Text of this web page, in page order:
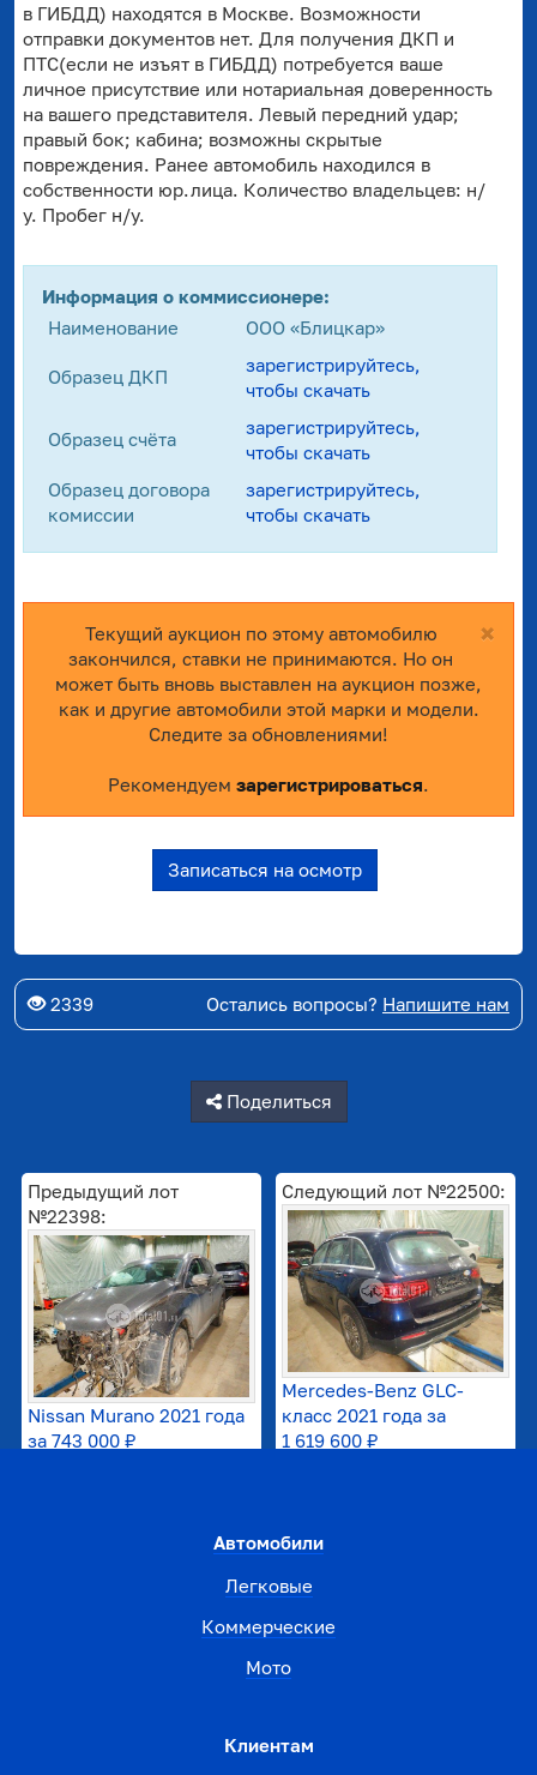
в ГИБДД) находятся в Москве. Возможности
отправки документов нет. Для получения ДКП и
ПТС(если не изъят в ГИБДД) потребуется ваше
личное присутствие или нотариальная доверенность
на вашего представителя. Левый передний удар;
правый бок; кабина; возможны скрытые
повреждения. Ранее автомобиль находился в
собственности юр.лица. Количество владельцев: н/
у. Пробег н/у.
Информация о коммиссионере:
Наименование
ООО «Блицкар»
Образец ДКП
зарегистрируйтесь,
чтобы скачать
Образец счёта
зарегистрируйтесь,
чтобы скачать
Образец договора
комиссии
зарегистрируйтесь,
чтобы скачать
×
Текущий аукцион по этому автомобилю
закончился, ставки не принимаются. Но он
может быть вновь выставлен на аукцион позже,
как и другие автомобили этой марки и модели.
Следите за обновлениями!
Рекомендуем зарегистрироваться.
Записаться на осмотр
2339 Остались вопросы? Напишите нам
Поделиться
Предыдущий лот
№22398:
Nissan Murano 2021 года
за 743 000 ₽
Следующий лот №22500:
Mercedes-Benz GLC-
класс 2021 года за
1 619 600 ₽
Автомобили
Легковые
Коммерческие
Мото
Клиентам